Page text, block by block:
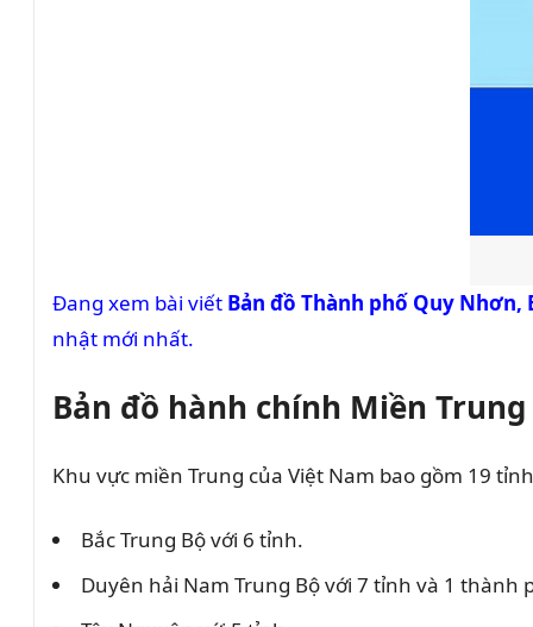
Đang xem bài viết Bản đồ Thành phố Quy Nhơn,
nhật mới nhất.
Bản đồ hành chính Miền Trung
Khu vực miền Trung của Việt Nam bao gồm 19
Bắc Trung Bộ với 6 tỉnh.
Duyên hải Nam Trung Bộ với 7 tỉnh và 1 thành